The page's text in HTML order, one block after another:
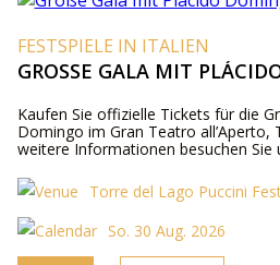
FESTSPIELE IN ITALIEN
GROSSE GALA MIT
Kaufen Sie offizielle Tickets für die
Domingo im Gran Teatro all’Aperto,
weitere Informationen besuchen Sie
Torre del Lago Puccini
So. 30 Aug. 2026